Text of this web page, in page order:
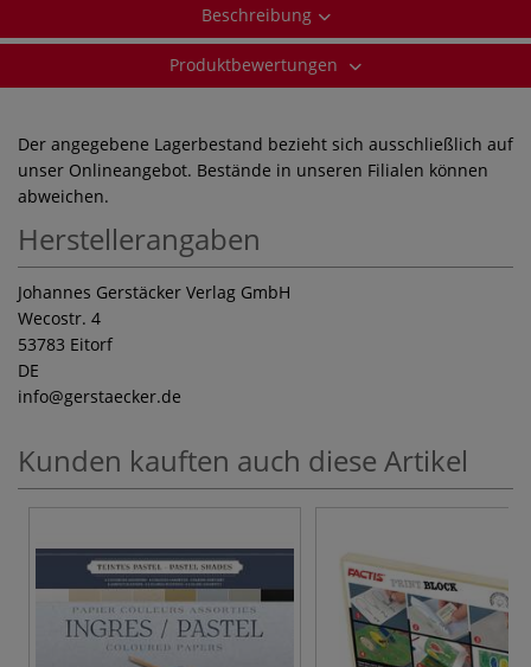
Beschreibung
Produktbewertungen
Der angegebene Lagerbestand bezieht sich ausschließlich auf
unser Onlineangebot. Bestände in unseren Filialen können
abweichen.
Herstellerangaben
Johannes Gerstäcker Verlag GmbH
Wecostr. 4
53783 Eitorf
DE
info@gerstaecker.de
Kunden kauften auch diese Artikel